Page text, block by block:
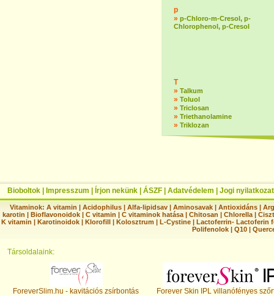
p
» p-Chloro-m-Cresol, p-
Chlorophenol, p-Cresol
T
» Talkum
» Toluol
» Triclosan
» Triethanolamine
» Triklozan
Bioboltok Impresszum Írjon nekünk ÁSZF Adatvédelem Jogi nyilatkozat
Vitaminok: A vitamin |Acidophilus |Alfa-lipidsav |Aminosavak |Antioxidáns |
karotin | Bioflavonoidok | C vitamin | C vitaminok hatása | Chitosan | Chlorella |
K vitamin | Karotinoidok | Klorofill | Kolosztrum | L-Cystine | Lactoferrin- Lactoferin
Polifenolok |Q10 |
Társoldalaink:
ForeverSlim.hu - kavitációs zsírbontás Forever Skin IPL villanófényes